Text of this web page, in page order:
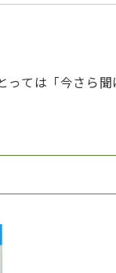
ては「今さら